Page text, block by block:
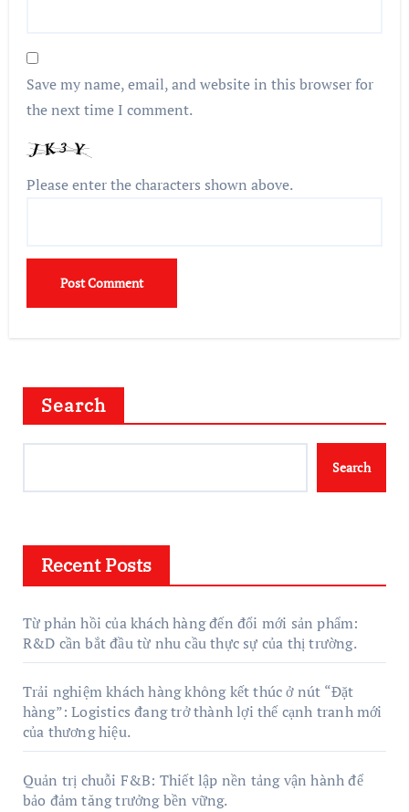
Save my name, email, and website in this browser for
the next time I comment.
Please enter the characters shown above.
Search
Search
Recent Posts
Từ phản hồi của khách hàng đến đổi mới sản phẩm:
R&D cần bắt đầu từ nhu cầu thực sự của thị trường.
Trải nghiệm khách hàng không kết thúc ở nút “Đặt
hàng”: Logistics đang trở thành lợi thế cạnh tranh mới
của thương hiệu.
Quản trị chuỗi F&B: Thiết lập nền tảng vận hành để
bảo đảm tăng trưởng bền vững.